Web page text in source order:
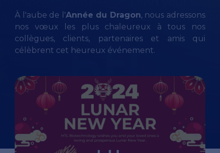
À l'aube de l'Année du Dragon, nous adressons
nos vœux les plus chaleureux à tous nos
collègues, clients, partenaires et amis qui
célèbrent cet heureux événement.